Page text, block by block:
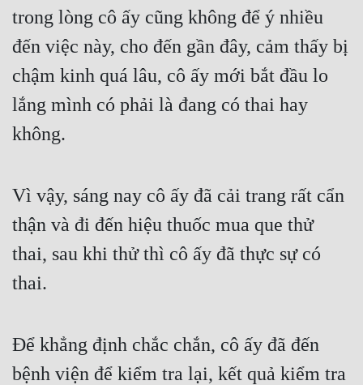
trong lòng cô ấy cũng không để ý nhiều
đến việc này, cho đến gần đây, cảm thấy bị
chậm kinh quá lâu, cô ấy mới bắt đầu lo
lắng mình có phải là đang có thai hay
không.
Vì vậy, sáng nay cô ấy đã cải trang rất cẩn
thận và đi đến hiệu thuốc mua que thử
thai, sau khi thử thì cô ấy đã thực sự có
thai.
Để khẳng định chắc chắn, cô ấy đã đến
bệnh viện để kiểm tra lại, kết quả kiểm tra